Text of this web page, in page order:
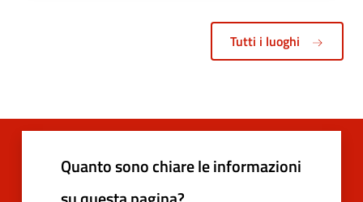
Tutti i luoghi
Quanto sono chiare le informazioni